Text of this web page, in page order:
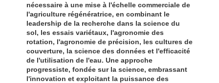
nécessaire à une mise à l'échelle commerciale de
l'agriculture régénératrice, en combinant le
leadership de la recherche dans la science du
sol, les essais variétaux, l'agronomie des
rotation, l'agronomie de précision, les cultures de
couverture, la science des données et l'efficacité
de l'utilisation de l'eau. Une approche
progressiste, fondée sur la science, embrassant
l'innovation et exploitant la puissance des